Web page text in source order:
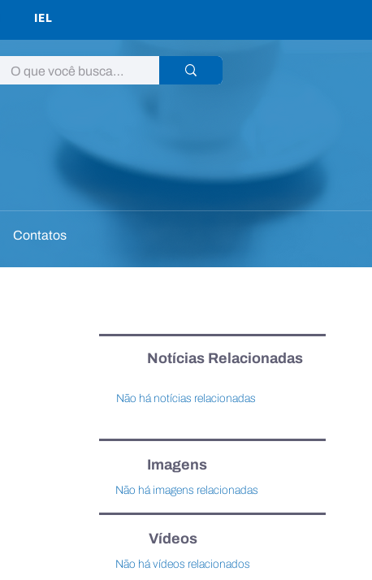
IEL
Contatos
Notícias Relacionadas
Não há notícias relacionadas
Imagens
Não há imagens relacionadas
Vídeos
Não há vídeos relacionados